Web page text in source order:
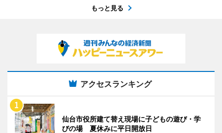
もっと見る
アクセスランキング
仙台市役所建て替え現場に子どもの遊び・学
びの場 夏休みに平日開放日